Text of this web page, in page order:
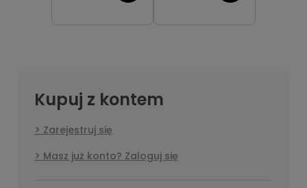
Kupuj z kontem
Zarejestruj się
Masz już konto? Zaloguj się